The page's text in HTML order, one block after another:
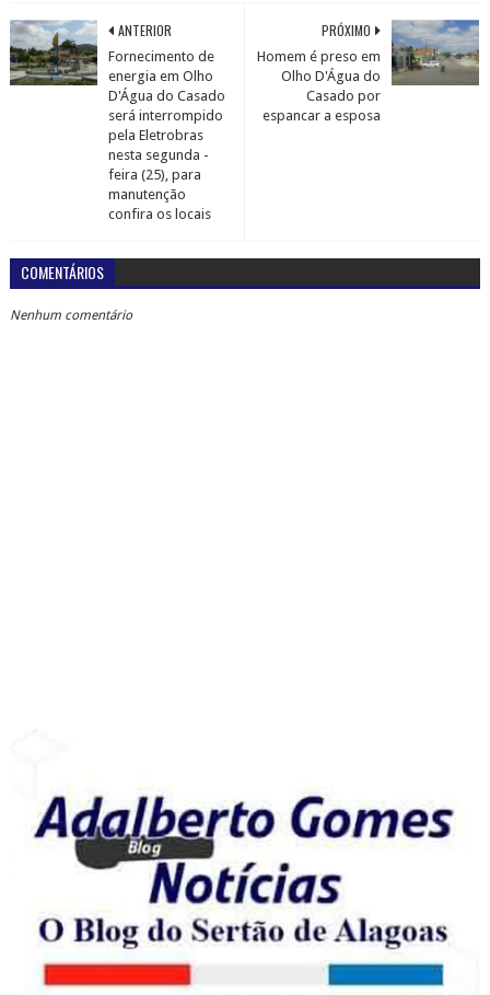
PRÓXIMO
Homem é preso em
Olho D'Água do
Casado por
espancar a esposa
ANTERIOR
Fornecimento de
energia em Olho
D'Água do Casado
será interrompido
pela Eletrobras
nesta segunda -
feira (25), para
manutenção
confira os locais
COMENTÁRIOS
Nenhum comentário